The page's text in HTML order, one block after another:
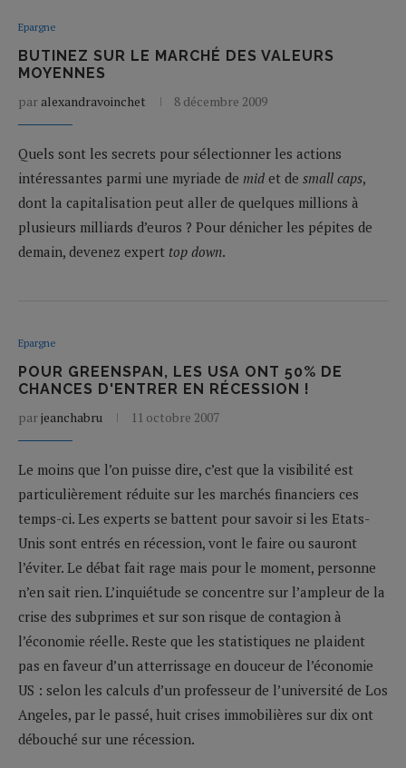
Epargne
BUTINEZ SUR LE MARCHÉ DES VALEURS
MOYENNES
par alexandravoinchet 8 décembre 2009
Quels sont les secrets pour sélectionner les actions
intéressantes parmi une myriade de mid et de small caps,
dont la capitalisation peut aller de quelques millions à
plusieurs milliards d’euros ? Pour dénicher les pépites de
demain, devenez expert top down.
Epargne
POUR GREENSPAN, LES USA ONT 50% DE
CHANCES D'ENTRER EN RÉCESSION !
parjeanchabru 11 octobre 2007
Le moins que l’on puisse dire, c’est que la visibilité est
particulièrement réduite sur les marchés financiers ces
temps-ci. Les experts se battent pour savoir si les Etats-
Unis sont entrés en récession, vont le faire ou sauront
l’éviter. Le débat fait rage mais pour le moment, personne
n’en sait rien. L’inquiétude se concentre sur l’ampleur de la
crise des subprimes et sur son risque de contagion à
l’économie réelle. Reste que les statistiques ne plaident
pas en faveur d’un atterrissage en douceur de l’économie
US : selon les calculs d’un professeur de l’université de Los
Angeles, par le passé, huit crises immobilières sur dix ont
débouché sur une récession.